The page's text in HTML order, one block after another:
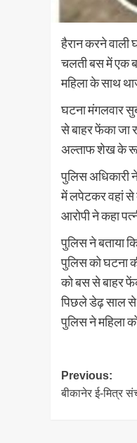
हैरान करने वाली
चलती बस में एक
महिला के साथ
घटना मंगलवार
से बाहर फेंका जा
अल्ताफ शेख के रूप
पुलिस अधिकारी
में लपेटकर वहां से
आरोपी ने कहा
पुलिस ने बताया
पुलिस को घटना
को बस से बाहर
पिछले डेढ़ साल से
पुलिस ने महिला
Post
Previous:
बीकानेर ई-मित्र